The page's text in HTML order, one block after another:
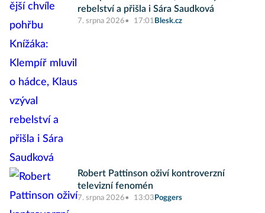
rebelství a přišla i Sára Saudková
7. srpna 2026 17:01 Blesk.cz
Robert Pattinson oživí kontroverzní
televizní fenomén
7. srpna 2026 13:03 Poggers